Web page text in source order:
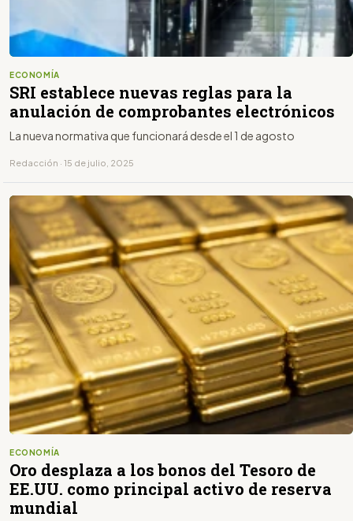
ECONOMÍA
SRI establece nuevas reglas para la
anulación de comprobantes electrónicos
La nueva normativa que funcionará desde el 1 de agosto
Redacción · 15 de julio, 2025
ECONOMÍA
Oro desplaza a los bonos del Tesoro de
EE.UU. como principal activo de reserva
mundial